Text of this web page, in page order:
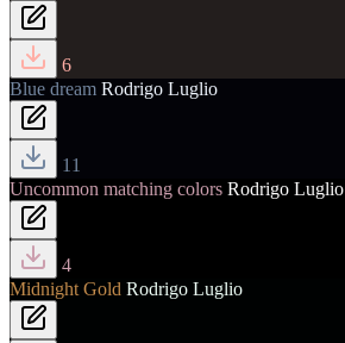
6
Blue dream Rodrigo Luglio
11
Uncommon matching colors Rodrigo Luglio
4
Midnight Gold Rodrigo Luglio